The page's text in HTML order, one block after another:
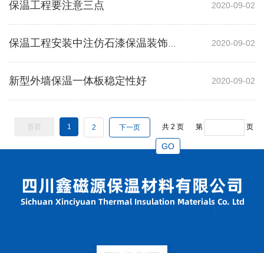
保温工程要注意三点 2020-09-02
2020-09-02
新型外墙保温一体板稳定性好 2020-09-02
首页 1 2 下一页 共 2 页 第 页
GO